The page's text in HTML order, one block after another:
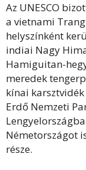
Az UNESCO
a vietnami
helyszínként
indiai Nagy
Hamiguitan-
meredek
kínai
Erdő Nemzeti
Németországot
része.